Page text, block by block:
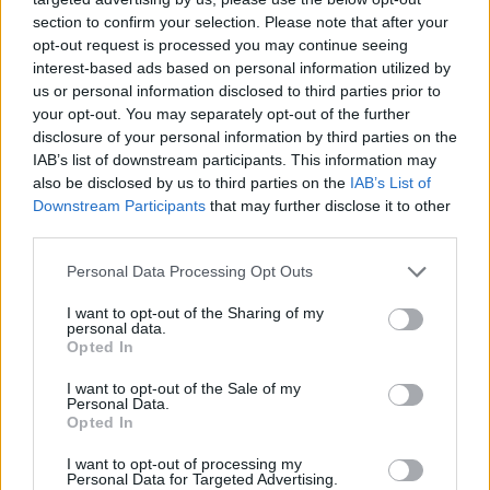
section to confirm your selection. Please note that after your
opt-out request is processed you may continue seeing
interest-based ads based on personal information utilized by
us or personal information disclosed to third parties prior to
your opt-out. You may separately opt-out of the further
disclosure of your personal information by third parties on the
IAB’s list of downstream participants. This information may
also be disclosed by us to third parties on the IAB’s List of
Downstream Participants that may further disclose it to other
Personal Data Processing Opt Outs
I want to opt-out of the Sharing of my
personal data.
Opted In
I want to opt-out of the Sale of my
Personal Data.
Opted In
I want to opt-out of processing my
Personal Data for Targeted Advertising.
Ford Mustang e Mac 2023
Senaste inlägget avKenthIJ2 fredag 12:37iEl- och hybridbilar
244 motorbyte till d5252t
Senaste inlägget avJeppegaming fredag 00:53iMotorteknik
(Avancerad)
Passat -13 2.0tdi DSG Växellåda bråkar 10 svar
Senaste inlägget av The-GOAT torsdag 20:54
Generell
Motorvärmare?
Senaste inlägget av BilFixare torsdag 14:37 El- och hybridbilar
Senaste projektinläggen
Vw 1956 oval prosjekt 12 svar
Senaste inlägget av Projekt
to basic. + garagefix.